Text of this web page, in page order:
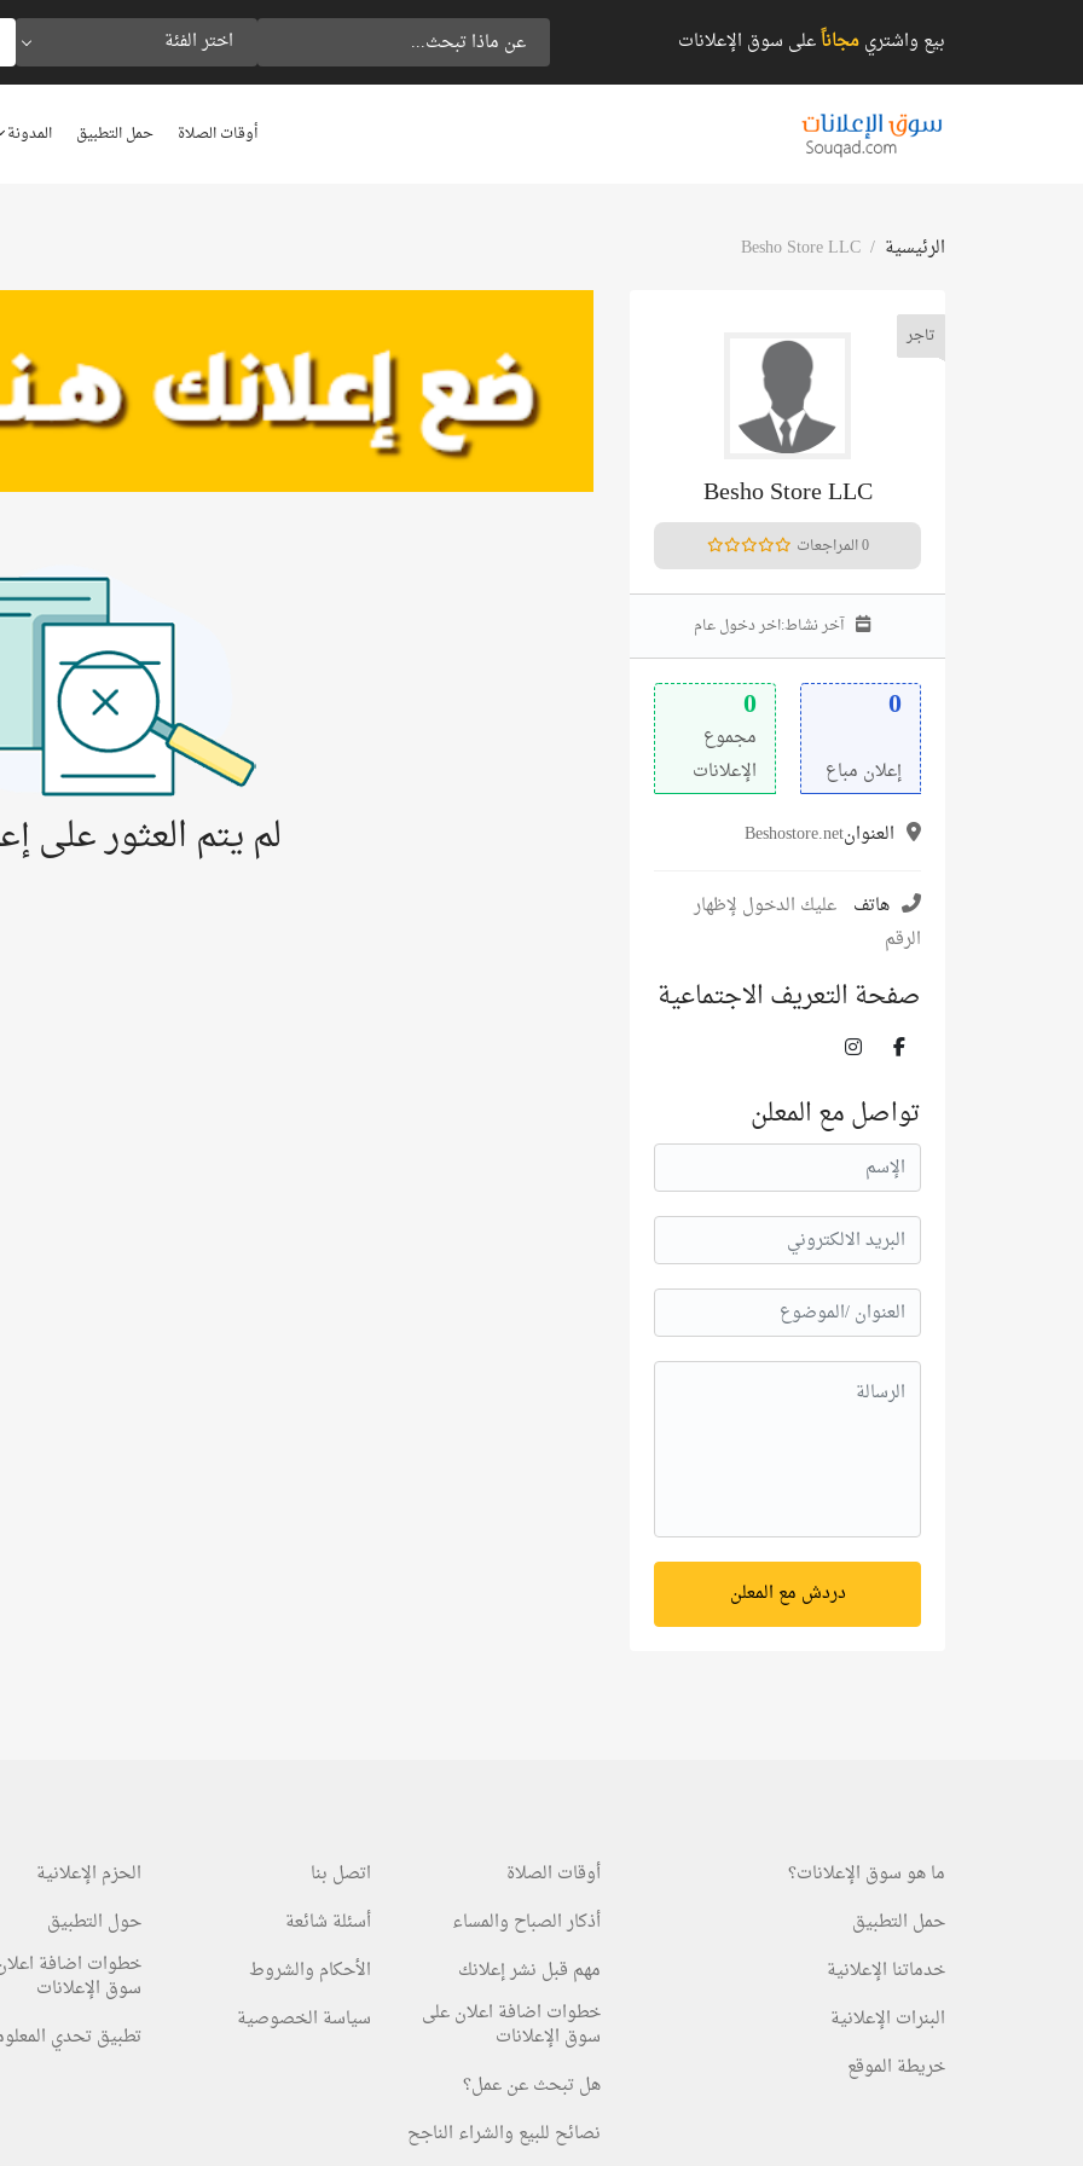
بيع واشتريمجاناًعلى سوق الإعلانات اختر الفئة
أوقات الصلاة حمل التطبيق المدونة
الرئيسية Besho Store LLC
تاجر
Besho Store LLC
0 المراجعات
آخر نشاط:اخر دخول عام
0
إعلان مباع
0
مجموع
الإعلانات
العنوانBeshostore.net
هاتف عليك الدخول لإظهار
الرقم
صفحة التعريف الاجتماعية
تواصل مع المعلن
دردش مع المعلن
لم يتم العثور على
ما هو سوق الإعلانات؟
حمل التطبيق
خدماتنا الإعلانية
البنرات الإعلانية
خريطة الموقع
أوقات الصلاة
أذكار الصباح والمساء
مهم قبل نشر إعلانك
خطوات اضافة اعلان على
سوق الإعلانات
هل تبحث عن عمل؟
نصائح للبيع والشراء الناجح
اتصل بنا
أسئلة شائعة
الأحكام والشروط
سياسة الخصوصية
الحزم الإعلانية
حول التطبيق
خطوات اضافة
سوق الإعلانات
تطبيق تحدي